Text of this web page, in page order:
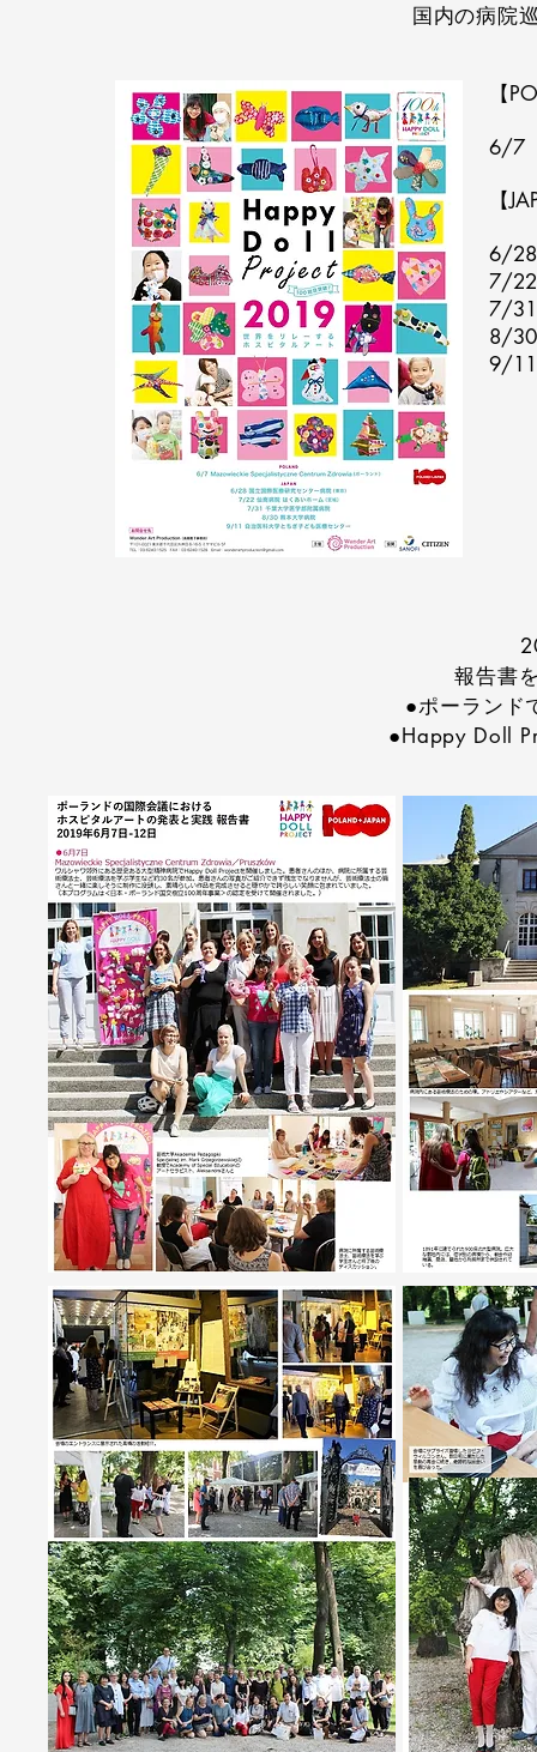
国内の病院
【
6/7
【
6/28
7/22
​7/
8/
9/11
報告書
●ポーランド
●Happy Doll